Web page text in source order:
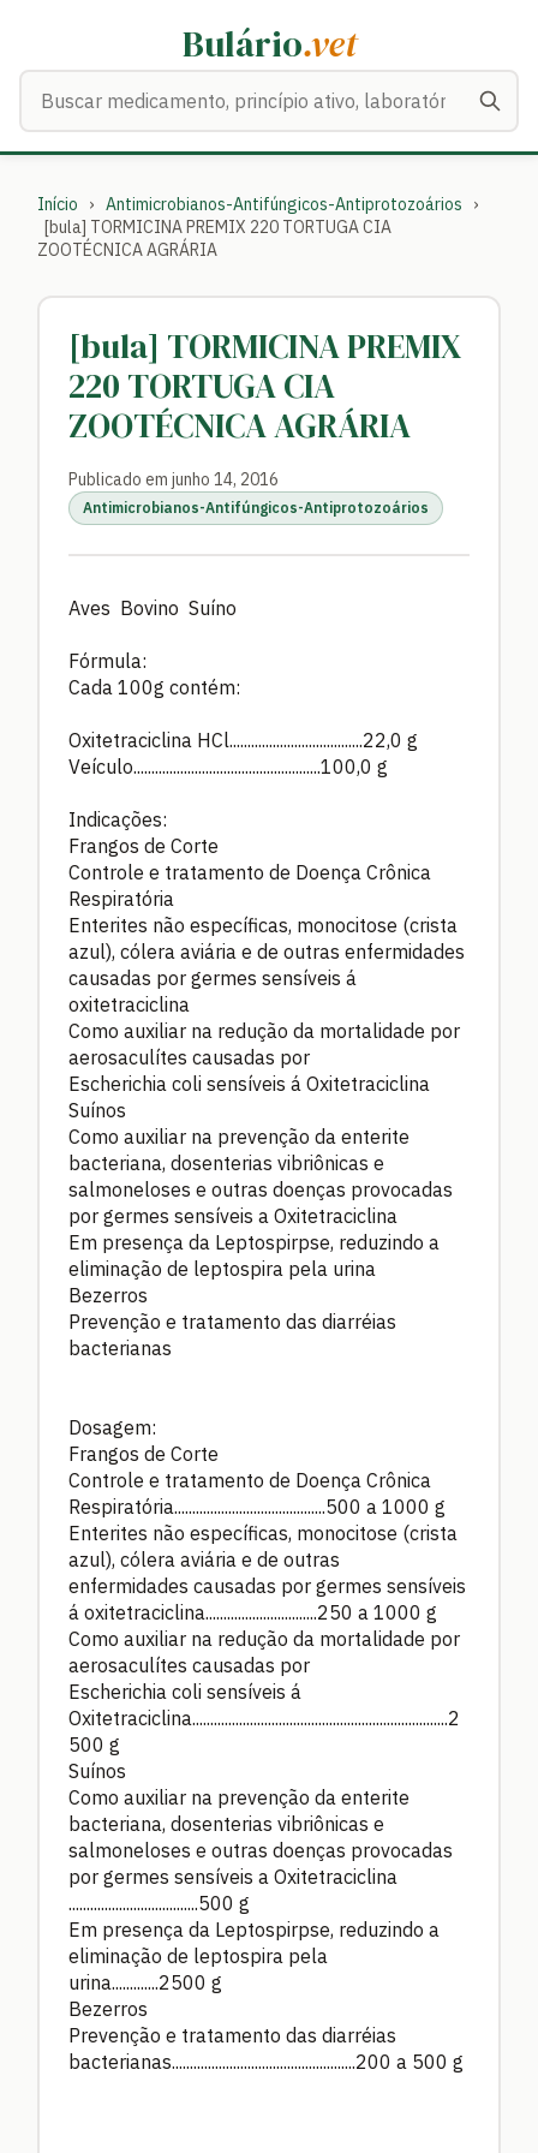
Bulário.vet
Início › Antimicrobianos-Antifúngicos-Antiprotozoários
›
[bula] TORMICINA PREMIX 220 TORTUGA CIA
ZOOTÉCNICA AGRÁRIA
[bula] TORMICINA PREMIX
220 TORTUGA CIA
ZOOTÉCNICA AGRÁRIA
Publicado em junho 14, 2016
Antimicrobianos-Antifúngicos-Antiprotozoários
Aves Bovino Suíno
Fórmula:
Cada 100g contém:
Oxitetraciclina HCl.....................................22,0 g
Veículo....................................................100,0 g
Indicações:
Frangos de Corte
Controle e tratamento de Doença Crônica
Respiratória
Enterites não específicas, monocitose (crista
azul), cólera aviária e de outras enfermidades
causadas por germes sensíveis á
oxitetraciclina
Como auxiliar na redução da mortalidade por
aerosaculítes causadas por
Escherichia coli sensíveis á Oxitetraciclina
Suínos
Como auxiliar na prevenção da enterite
bacteriana, dosenterias vibriônicas e
salmoneloses e outras doenças provocadas
por germes sensíveis a Oxitetraciclina
Em presença da Leptospirpse, reduzindo a
eliminação de leptospira pela urina
Bezerros
Prevenção e tratamento das diarréias
bacterianas
Dosagem:
Frangos de Corte
Controle e tratamento de Doença Crônica
Respiratória..........................................500 a 1000 g
Enterites não específicas, monocitose (crista
azul), cólera aviária e de outras
enfermidades causadas por germes sensíveis
á oxitetraciclina...............................250 a 1000 g
Como auxiliar na redução da mortalidade por
aerosaculítes causadas por
Escherichia coli sensíveis á
Oxitetraciclina.......................................................................2
500 g
Suínos
Como auxiliar na prevenção da enterite
bacteriana, dosenterias vibriônicas e
salmoneloses e outras doenças provocadas
por germes sensíveis a Oxitetraciclina
....................................500 g
Em presença da Leptospirpse, reduzindo a
eliminação de leptospira pela
urina.............2500 g
Bezerros
Prevenção e tratamento das diarréias
bacterianas...................................................200 a 500 g